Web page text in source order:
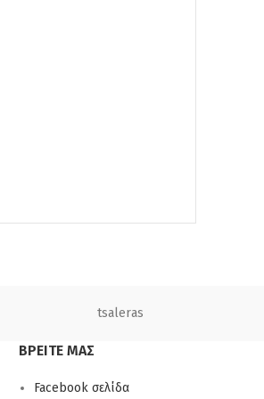
tsaleras
ΒΡΕΙΤΕ ΜΑΣ
Facebook σελίδα